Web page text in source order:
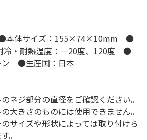
本体サイズ：155×74×10mm ●
・耐熱温度：－20度、120度 ●
ン ●生産国：日本
ネジ部分の直径をご確認ください。
大きさのものには使用できません。
サイズや形状によっては取り付けら
。